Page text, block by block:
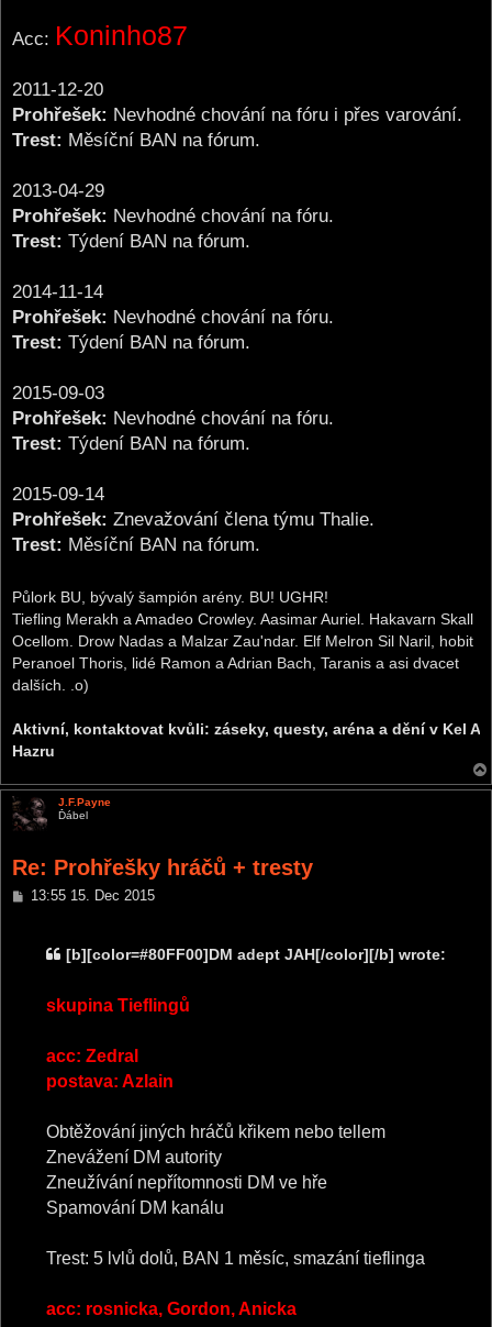
Acc: Koninho87
2011-12-20
Prohřešek: Nevhodné chování na fóru i přes varování.
Trest: Měsíční BAN na fórum.
2013-04-29
Prohřešek: Nevhodné chování na fóru.
Trest: Týdení BAN na fórum.
2014-11-14
Prohřešek: Nevhodné chování na fóru.
Trest: Týdení BAN na fórum.
2015-09-03
Prohřešek: Nevhodné chování na fóru.
Trest: Týdení BAN na fórum.
2015-09-14
Prohřešek: Znevažování člena týmu Thalie.
Trest: Měsíční BAN na fórum.
Půlork BU, bývalý šampión arény. BU! UGHR!
Tiefling Merakh a Amadeo Crowley. Aasimar Auriel. Hakavarn Skall
Ocellom. Drow Nadas a Malzar Zau'ndar. Elf Melron Sil Naril, hobit
Peranoel Thoris, lidé Ramon a Adrian Bach, Taranis a asi dvacet
dalších. .o)
Aktivní, kontaktovat kvůli: záseky, questy, aréna a dění v Kel A
Hazru
J.F.Payne
Ďábel
Re: Prohřešky hráčů + tresty
P13:55 15. Dec 2015
[b][color=#80FF00]DM adept JAH[/color][/b] wrote:
skupina Tieflingů
acc: Zedral
postava: Azlain
Obtěžování jiných hráčů křikem nebo tellem
Znevážení DM autority
Zneužívání nepřítomnosti DM ve hře
Spamování DM kanálu
Trest: 5 lvlů dolů, BAN 1 měsíc, smazání tieflinga
acc: rosnicka, Gordon, Anicka